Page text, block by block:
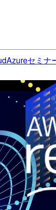
Azureセミナ